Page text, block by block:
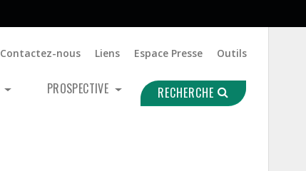
Contactez-nous Liens Espace Presse Outils
PROSPECTIVE RECHERCHE